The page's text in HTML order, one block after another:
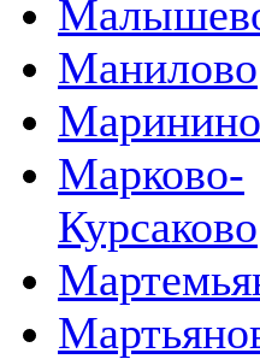
Манилово
Маринино
Марково-
Курсаково